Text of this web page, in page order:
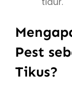
Pest
Tikus?